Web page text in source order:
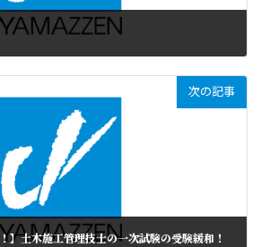
次の記事
】土木施工管理技士の一次試験の受験緩和！